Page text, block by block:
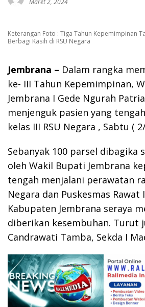
Keterangan Foto : Tiga Tahun Kepemimpinan
Berbagi Kasih di RSU Negara
Jembrana – Dalam rangka
ke- III Tahun Kepemimpinan,
Jembrana I Gede Ngurah
menjenguk pasien yang
kelas III RSU Negara , Sabtu (
Sebanyak 100 parsel dibagika
oleh Wakil Bupati Jembrana
tengah menjalani perawatan
Negara dan Puskesmas Rawat
Kabupaten Jembrana seraya
diberikan kesembuhan. Turut
Candrawati Tamba, Sekda I